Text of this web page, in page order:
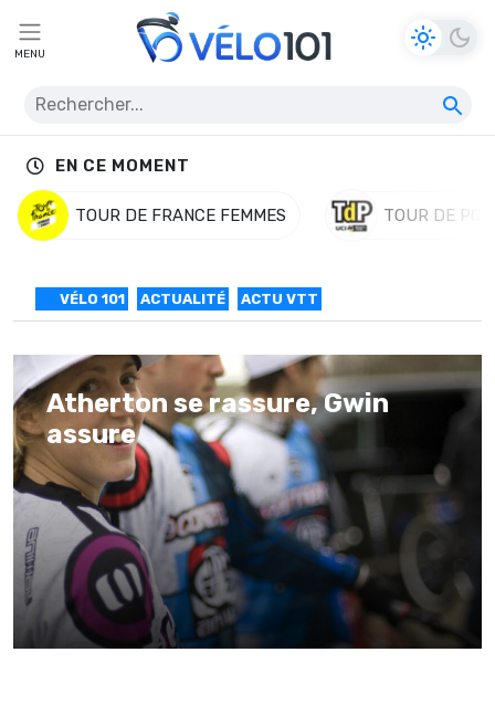
MENU
EN CE MOMENT
TOUR DE FRANCE FEMMES TOUR DE
VÉLO 101 ACTUALITÉ ACTU VTT
Atherton se rassure, Gwin
assure